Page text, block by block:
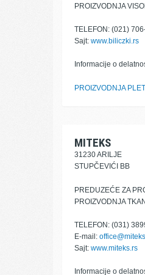
PROIZVODNJA
TELEFON: (021)
Sajt: www.biliczki.rs
Informacije o
PROIZVODNJA
MITEKS
31230 ARILJE
STUPČEVIĆI BB
PREDUZEĆE ZA
PROIZVODNJA
TELEFON: (031)
E-mail:
Sajt: www.miteks.rs
Informacije o